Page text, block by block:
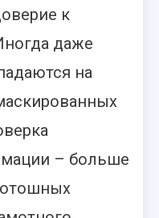
к
даже
на
– больше